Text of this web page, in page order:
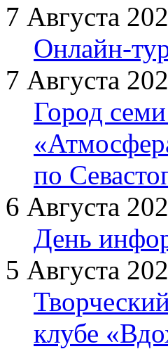
7 Августа
Онлайн-
7 Августа
Город
по
6 Августа
День
5 Августа
клубе